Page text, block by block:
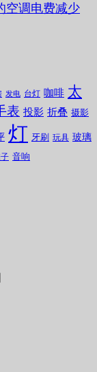
空调电费减少
发电 台灯 咖啡 太
表 投影 折叠 摄影
灯 牙刷 玩具 玻璃
音响